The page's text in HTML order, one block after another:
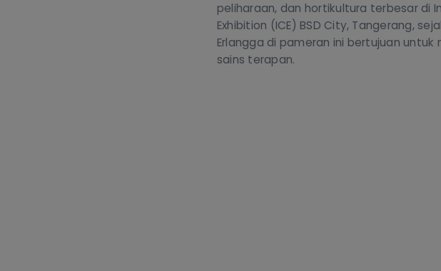
peliharaan, dan hortikultura terbesar di
Exhibition (ICE) BSD City, Tangerang,
Erlangga di pameran ini bertujuan
sains terapan.